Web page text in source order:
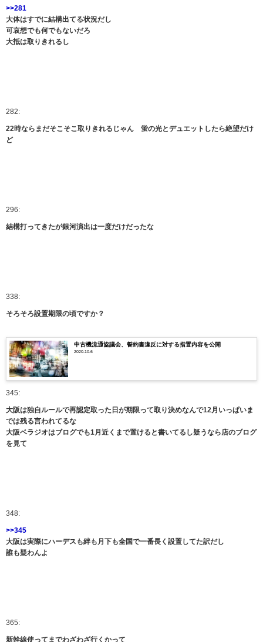
>>281
大体はすでに結構出てる状況だし
可哀想でも何でもないだろ
大抵は取りきれるし
282:
22時ならまだそこそこ取りきれるじゃん 蛍の光とデュエットしたら絶望だけ
ど
296:
結構打ってきたが銀河演出は一度だけだったな
338:
そろそろ設置期限の頃ですか？
中古機流通協議会、誓約書違反に対する措置内容を公開
2020.10.6
345:
大阪は独自ルールで再認定取った日が期限って取り決めなんで12月いっぱいま
では残る言われてるな
大阪ベラジオはブログでも1月近くまで置けると書いてるし疑うなら店のブログ
を見て
348:
>>345
大阪は実際にハーデスも絆も月下も全国で一番長く設置してた訳だし
誰も疑わんよ
365:
新幹線使ってまでわざわざ行くかって